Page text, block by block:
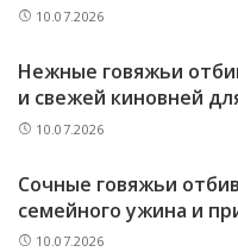
10.07.2026
Нежные говяжьи
и свежей киновней
10.07.2026
Сочные говяжьи
семейного ужина и
10.07.2026